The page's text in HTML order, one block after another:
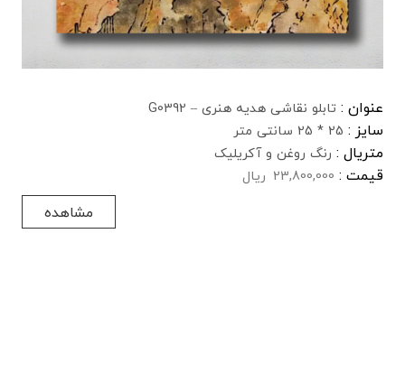
عنوان : تابلو نقاشی هدیه هنری – G0392
سایز : 25 * 25 سانتی متر
متریال : رنگ روغن و آکریلیک
قیمت : 23,800,000 ریال
مشاهده